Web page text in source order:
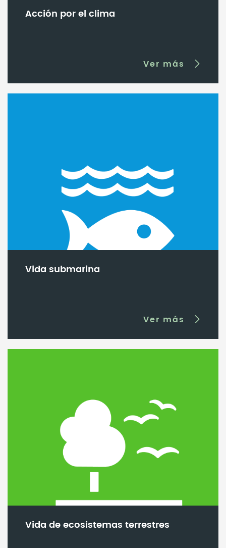
Acción por el clima
Ver más
Vida submarina
Ver más
Vida de ecosistemas terrestres